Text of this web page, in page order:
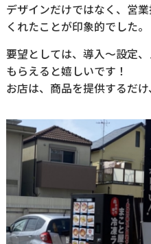
デザインだけではなく、営
くれたことが印象的でした。
要望としては、導入～設定
もらえると嬉しいです！
お店は、商品を提供するだ